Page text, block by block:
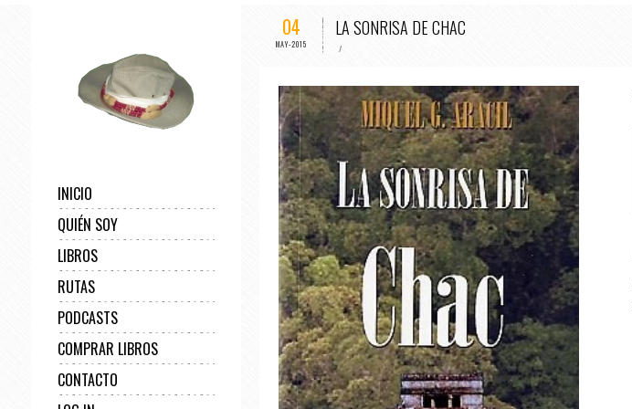
INICIO
QUIÉN SOY
LIBROS
RUTAS
PODCASTS
COMPRAR LIBROS
CONTACTO
04
MAY-2015
LA SONRISA DE CHAC
/